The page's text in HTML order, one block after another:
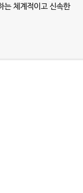
체계적이고 신속한